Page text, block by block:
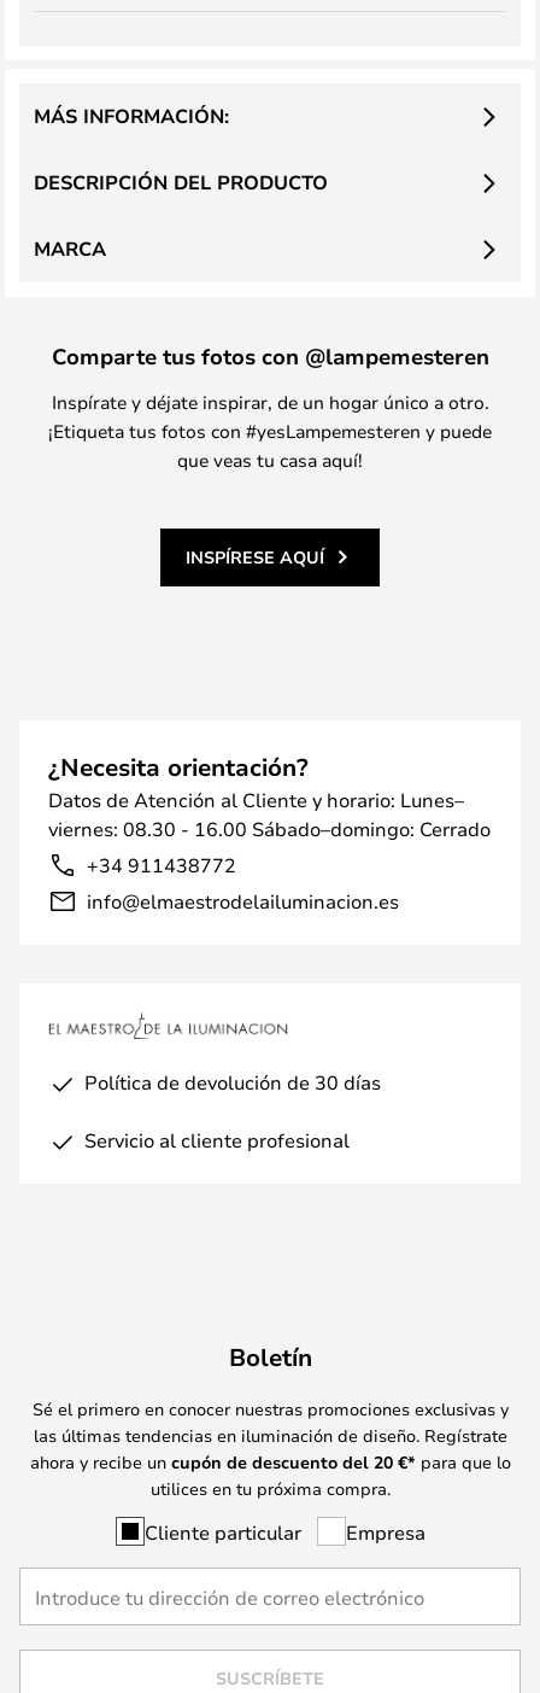
DESCRIPCIÓN DEL PRODUCTO
MÁS INFORMACIÓN:
MARCA
Comparte tus fotos con @lampemesteren
Inspírate y déjate inspirar, de un hogar único a otro.
¡Etiqueta tus fotos con #yesLampemesteren y puede
que veas tu casa aquí!
INSPÍRESE AQUÍ
¿Necesita orientación?
Datos de Atención al Cliente y horario: Lunes–
viernes: 08.30 - 16.00 Sábado–domingo: Cerrado
+34 911438772
info@elmaestrodelailuminacion.es
Política de devolución de 30 días
Servicio al cliente profesional
Boletín
Sé el primero en conocer nuestras promociones exclusivas y
las últimas tendencias en iluminación de diseño. Regístrate
ahora y recibe un cupón de descuento del 20 €* para que lo
utilices en tu próxima compra.
Cliente particular Empresa
SUSCRÍBETE